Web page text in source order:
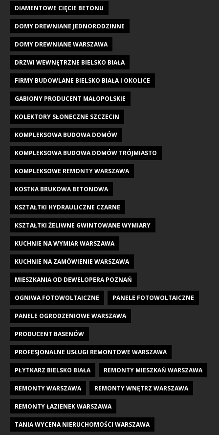
DIAMENTOWE CIĘCIE BETONU
DOMY DREWNIANE JEDNORODZINNE
DOMY DREWNIANE WARSZAWA
DRZWI WEWNĘTRZNE BIELSKO BIAŁA
FIRMY BUDOWLANE BIELSKO BIAŁA I OKOLICE
GABIONY PRODUCENT MAŁOPOLSKIE
KOLEKTORY SŁONECZNE SZCZECIN
KOMPLEKSOWA BUDOWA DOMÓW
KOMPLEKSOWA BUDOWA DOMÓW TRÓJMIASTO
KOMPLEKSOWE REMONTY WARSZAWA
KOSTKA BRUKOWA BETONOWA
KSZTAŁTKI HYDRAULICZNE CZARNE
KSZTAŁTKI ŻELIWNE GWINTOWANE WYMIARY
KUCHNIE NA WYMIAR WARSZAWA
KUCHNIE NA ZAMÓWIENIE WARSZAWA
MIESZKANIA OD DEWELOPERA POZNAŃ
OGNIWA FOTOWOLTAICZNE PANELE FOTOWOLTAICZNE
PANELE OGRODZENIOWE WARSZAWA
PRODUCENT BASENÓW
PROFESJONALNE USŁUGI REMONTOWE WARSZAWA
PŁYTKARZ BIELSKO BIAŁA REMONTY MIESZKAŃ WARSZAWA
REMONTY WARSZAWA REMONTY WNĘTRZ WARSZAWA
REMONTY ŁAZIENEK WARSZAWA
TANIA WYCENA NIERUCHOMOŚCI WARSZAWA